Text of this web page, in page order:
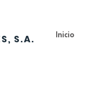
S.A. Inicio